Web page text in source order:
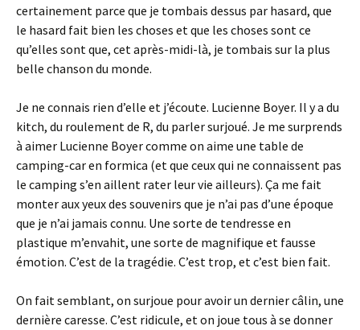
certainement parce que je tombais dessus par hasard, que
le hasard fait bien les choses et que les choses sont ce
qu’elles sont que, cet après-midi-là, je tombais sur la plus
belle chanson du monde.
Je ne connais rien d’elle et j’écoute. Lucienne Boyer. Il y a du
kitch, du roulement de R, du parler surjoué. Je me surprends
à aimer Lucienne Boyer comme on aime une table de
camping-car en formica (et que ceux qui ne connaissent pas
le camping s’en aillent rater leur vie ailleurs). Ça me fait
monter aux yeux des souvenirs que je n’ai pas d’une époque
que je n’ai jamais connu. Une sorte de tendresse en
plastique m’envahit, une sorte de magnifique et fausse
émotion. C’est de la tragédie. C’est trop, et c’est bien fait.
On fait semblant, on surjoue pour avoir un dernier câlin, une
dernière caresse. C’est ridicule, et on joue tous à se donner